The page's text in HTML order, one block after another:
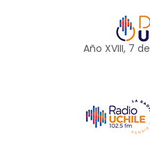
Año XVIII, 7 de